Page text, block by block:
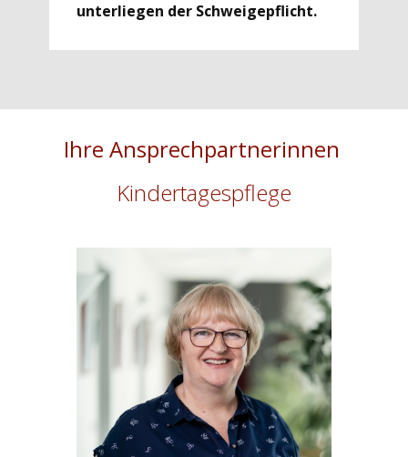
unterliegen der Schweigepflicht.
Ihre Ansprechpartnerinnen
Kindertagespflege